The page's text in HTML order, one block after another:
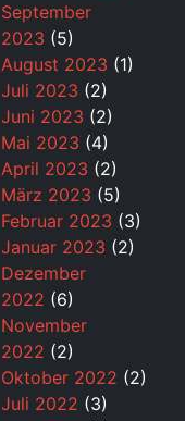
September
2023 (5)
August 2023 (1)
Juli 2023 (2)
Juni 2023 (2)
Mai 2023 (4)
April 2023 (2)
März 2023 (5)
Februar 2023 (3)
Januar 2023 (2)
Dezember
2022 (6)
November
2022 (2)
Oktober 2022 (2)
Juli 2022 (3)